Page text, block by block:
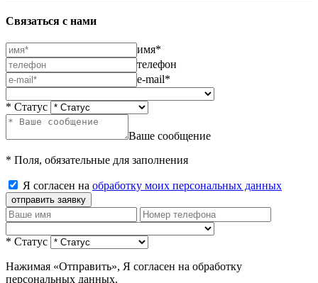
Связаться с нами
имя*
телефон
e-mail*
* Статус
Ваше сообщение
* Поля, обязательные для заполнения
Я согласен на обработку моих персональных данных
отправить заявку
* Статус
Нажимая «Отправить», Я согласен на обработку
персональных данных.